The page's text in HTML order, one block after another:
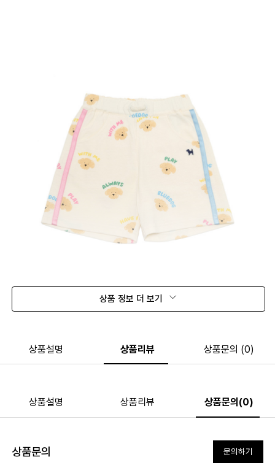
상품 정보 더 보기
상품설명 상품리뷰 상품문의 (0)
상품설명 상품리뷰 상품문의(0)
상품문의 문의하기